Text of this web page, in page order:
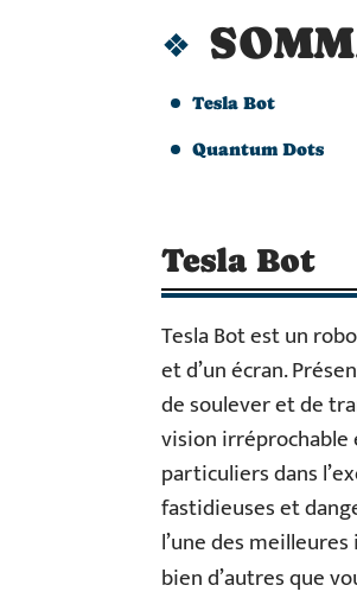
Tesla Bot
Quantum Dots
Tesla Bot
Tesla Bot est un
et d’un écran.
de soulever et de
vision irréprochable
particuliers dans
fastidieuses et
l’une des
bien d’autres que